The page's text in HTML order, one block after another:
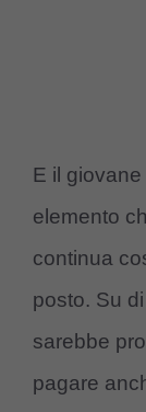
E il
elemento
continua
posto. Su di
sarebbe
pagare